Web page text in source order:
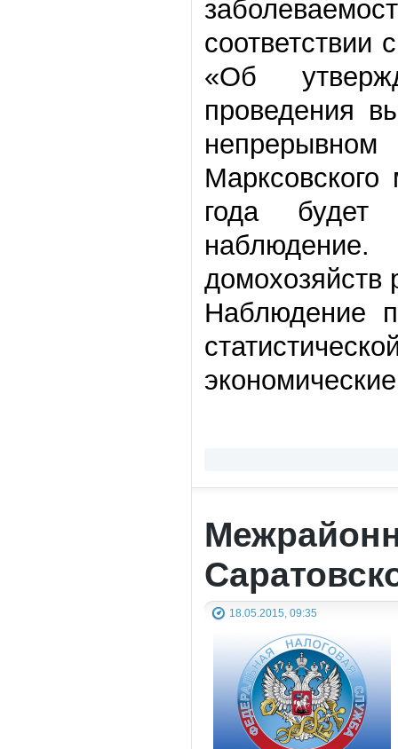
соответствии
«Об
проведения
года будет
домохозяйств
Наблюдение
18.05.2015, 09:35